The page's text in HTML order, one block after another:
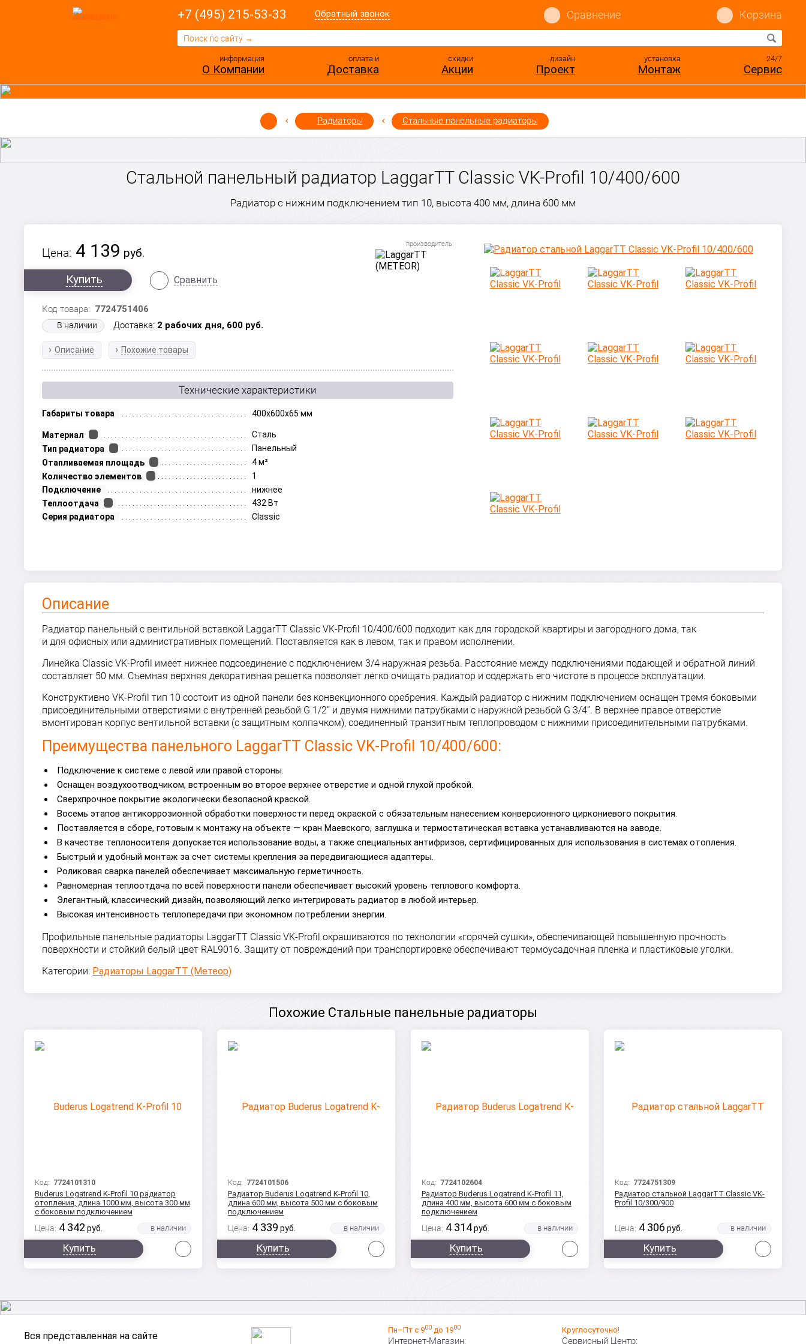
+7 (495) 215-53-33 Обратный звонок Сравнение Корзина
информация
О Компании
оплата и
Доставка
скидки
Акции
дизайн
Проект
установка
Монтаж
24/7
Сервис
Радиаторы Стальные панельные радиаторы
Стальной панельный радиатор LaggarTT Classic VK-Profil 10/400/600
Радиатор с нижним подключением тип 10, высота 400 мм, длина 600 мм
Цена: 4 139 руб.
Купить
Сравнить
Код товара: 7724751406
В наличии Доставка: 2 рабочих дня, 600 руб.
Описание Похожие товары
Технические характеристики
Габариты товара 400x600x65 мм
Материал
Сталь
Тип радиатора
Панельный
Отапливаемая площадь
4 м²
Количество элементов
1
Подключение
нижнее
Теплоотдача
432 Вт
Серия радиатора
Classic
Описание
Радиатор панельный с вентильной вставкой LaggarTT Classic VK-Profil 10/400/600 подходит как для городской квартиры и загородного дома, так
и для офисных или административных помещений. Поставляется как в левом, так и правом исполнении.
Линейка Classic VK-Profil имеет нижнее подсоединение с подключением 3/4 наружная резьба. Расстояние между подключениями подающей и обратной линий
составляет 50 мм. Съемная верхняя декоративная решетка позволяет легко очищать радиатор и содержать его чистоте в процессе эксплуатации.
Конструктивно VK-Profil тип 10 состоит из одной панели без конвекционного оребрения. Каждый радиатор с нижним подключением оснащен тремя боковыми
присоединительными отверстиями с внутренней резьбой G 1/2” и двумя нижними патрубками с наружной резьбой G 3/4”. В верхнее правое отверстие
вмонтирован корпус вентильной вставки (с защитным колпачком), соединенный транзитным теплопроводом с нижними присоединительными патрубками.
Преимущества панельного LaggarTT Classic VK-Profil 10/400/600:
Подключение к системе с левой или правой стороны.
Оснащен воздухоотводчиком, встроенным во второе верхнее отверстие и одной глухой пробкой.
Сверхпрочное покрытие экологически безопасной краской.
Восемь этапов антикоррозионной обработки поверхности перед окраской с обязательным нанесением конверсионного циркониевого покрытия.
Поставляется в сборе, готовым к монтажу на объекте — кран Маевского, заглушка и термостатическая вставка устанавливаются на заводе.
В качестве теплоносителя допускается использование воды, а также специальных антифризов, сертифицированных для использования в системах отопления.
Быстрый и удобный монтаж за счет системы крепления за передвигающиеся адаптеры.
Роликовая сварка панелей обеспечивает максимальную герметичность.
Равномерная теплоотдача по всей поверхности панели обеспечивает высокий уровень теплового комфорта.
Элегантный, классический дизайн, позволяющий легко интегрировать радиатор в любой интерьер.
Высокая интенсивность теплопередачи при экономном потреблении энергии.
Профильные панельные радиаторы LaggarTT Classic VK-Profil окрашиваются по технологии «горячей сушки», обеспечивающей повышенную прочность
поверхности и стойкий белый цвет RAL9016. Защиту от повреждений при транспортировке обеспечивают термоусадочная пленка и пластиковые уголки.
Категории: Радиаторы LaggarTT (Метеор)
Похожие Стальные панельные радиаторы
Код: 7724101310
Buderus Logatrend K-Profil 10 радиатор
отопления, длина 1000 мм, высота 300 мм
с боковым подключением
Цена: 4 342 руб.
Купить
Код: 7724101506
Радиатор Buderus Logatrend K-Profil 10,
длина 600 мм, высота 500 мм с боковым
подключением
Цена: 4 339 руб.
Купить
Код: 7724102604
Радиатор Buderus Logatrend K-Profil 11,
длина 400 мм, высота 600 мм с боковым
подключением
Цена: 4 314руб.
Купить
Код: 7724751309
Радиатор стальной LaggarTT Classic VK-
Profil 10/300/900
Цена: 4 306 руб.
Купить
Вся представленная на сайте
Пн–Пт с 900до 1900
Интернет-Магазин:
Круглосуточно!
Сервисный Центр: